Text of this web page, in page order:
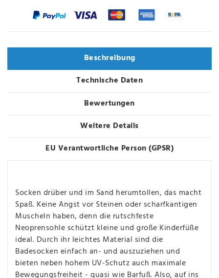
Beschreibung
Technische Daten
Bewertungen
Weitere Details
EU Verantwortliche Person (GPSR)
Socken drüber und im Sand herumtollen, das macht
Spaß. Keine Angst vor Steinen oder scharfkantigen
Muscheln haben, denn die rutschfeste
Neoprensohle schützt kleine und große Kinderfüße
ideal. Durch ihr leichtes Material sind die
Badesocken einfach an- und auszuziehen und
bieten neben hohem UV-Schutz auch maximale
Bewegungsfreiheit - quasi wie Barfuß. Also, auf ins